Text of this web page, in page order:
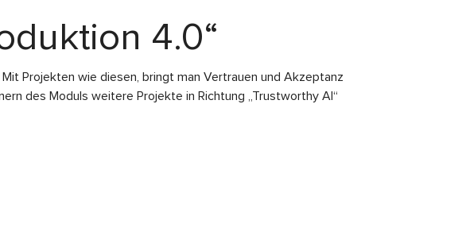
4.0“
Projekten wie diesen, bringt man Vertrauen und Akzeptanz
des Moduls weitere Projekte in Richtung „Trustworthy AI“